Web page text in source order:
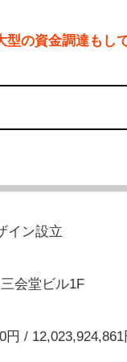
型の資金調達もし
イン設立
会堂ビル1F
/ 12,023,924,861